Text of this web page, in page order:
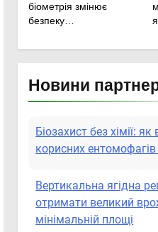
біометрія змінює
безпеку
Новини
Біозахист без хімії:
корисних ентомофагів
Вертикальна ягідна
отримати великий
мінімальній площі